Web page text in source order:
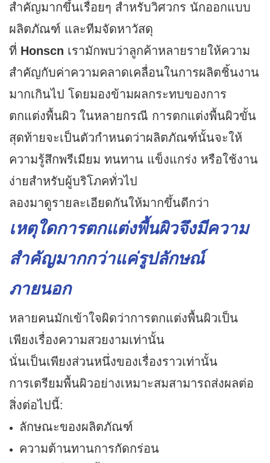
สำคัญมากขึ้นเรื่อยๆ สำหรับวิศวกร นักออกแบบ
ผลิตภัณฑ์ และทีมจัดหาวัสดุ
ที่ Honscn เรามักพบว่าลูกค้าหลายรายให้ความ
สำคัญกับค่าความคลาดเคลื่อนในการผลิตชิ้นงาน
มากเกินไป โดยมองข้ามผลกระทบของการ
ตกแต่งพื้นผิว ในหลายกรณี การตกแต่งพื้นผิวขั้น
สุดท้ายจะเป็นตัวกำหนดว่าผลิตภัณฑ์นั้นจะให้
ความรู้สึกพรีเมียม ทนทาน แข็งแกร่ง หรือใช้งาน
ง่ายสำหรับผู้บริโภคทั่วไป
ลองมาดูรายละเอียดกันให้มากขึ้นดีกว่า
เหตุใดการตกแต่งพื้นผิวจึงมีความ
สำคัญมากกว่าแค่รูปลักษณ์
ภายนอก
หลายคนมักเข้าใจผิดว่าการตกแต่งพื้นผิวเป็น
เพียงเรื่องความสวยงามเท่านั้น
นั่นเป็นเพียงส่วนหนึ่งของเรื่องราวเท่านั้น
การเตรียมพื้นผิวอย่างเหมาะสมสามารถส่งผลต่อ
สิ่งต่อไปนี้:
ลักษณะของผลิตภัณฑ์
ความต้านทานการกัดกร่อน